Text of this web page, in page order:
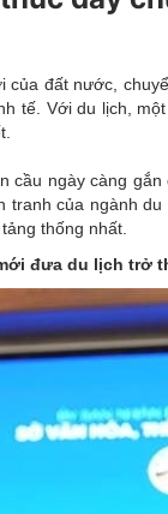
Emagazine
của đất nước,
tế. Với du lịch,
cầu ngày càng
tranh của ngành
thống nhất.
đưa du lịch trở